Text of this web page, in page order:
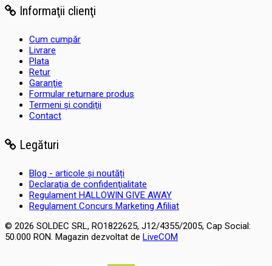
Informaţii clienţi
Cum cumpăr
Livrare
Plata
Retur
Garanţie
Formular returnare produs
Termeni şi condiţii
Contact
Legături
Blog - articole și noutăți
Declaraţia de confidenţialitate
Regulament HALLOWIN GIVE AWAY
Regulament Concurs Marketing Afiliat
© 2026 SOLDEC SRL, RO1822625, J12/4355/2005, Cap Social:
50.000 RON. Magazin dezvoltat de LiveCOM